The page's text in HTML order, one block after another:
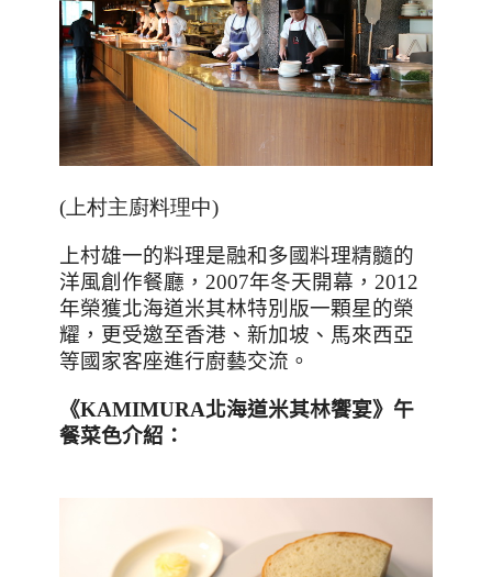
(上村主廚料理中)
上村雄一的料理是融和多國料理精髓的
洋風創作餐廳， 2007年冬天開幕， 2012
年榮獲北海道米其林特別版一顆星的榮
耀，更受邀至香港、新加坡、馬來西亞
等國家客座進行廚藝交流。
《KAMIMURA北海道米其林饗宴》午
餐菜色介紹：